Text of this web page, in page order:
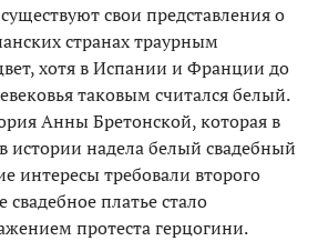
свои представления о
странах траурным
хотя в Испании и Франции до
таковым считался белый.
Анны Бретонской, которая в
истории надела белый свадебный
интересы требовали второго
свадебное платье стало
протеста герцогини.